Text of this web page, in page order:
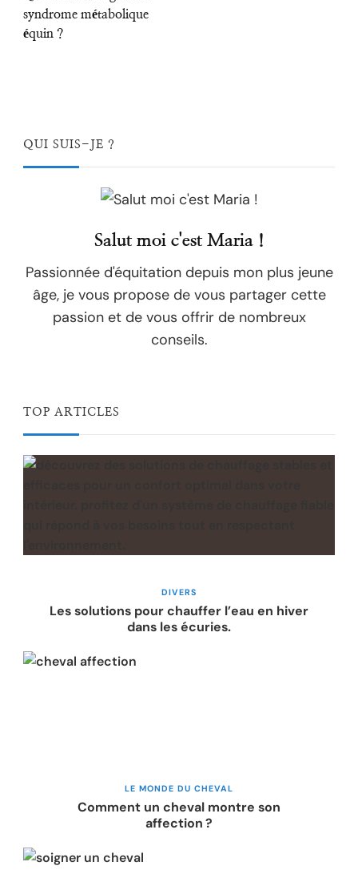
syndrome métabolique
équin ?
QUI SUIS-JE ?
Salut moi c'est Maria !
Passionnée d'équitation depuis mon plus jeune
âge, je vous propose de vous partager cette
passion et de vous offrir de nombreux
conseils.
TOP ARTICLES
DIVERS
Les solutions pour chauffer l’eau en hiver
dans les écuries.
LE MONDE DU CHEVAL
Comment un cheval montre son
affection ?